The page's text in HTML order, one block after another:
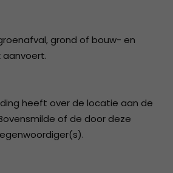
grond of bouw- en
aanvoert.
heeft over de locatie aan de
of de door deze